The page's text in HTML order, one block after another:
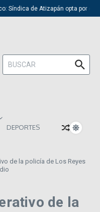
Síndica de Atizapán opta por el
Buscar:
DEPORTES
de la policía de Los Reyes
de la